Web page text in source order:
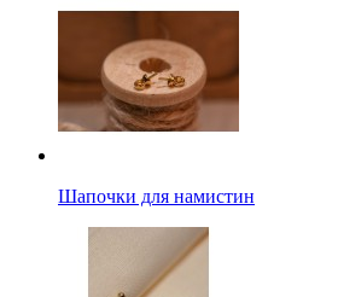
Шапочки для намистин